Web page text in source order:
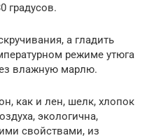
градусов.
а гладить
режиме утюга
влажную марлю.
как и лен, шелк, хлопок
экологична,
свойствами, из